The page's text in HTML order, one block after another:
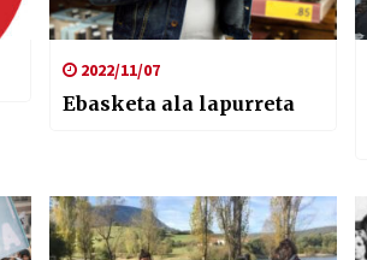
2022/11/07
Ebasketa ala lapurreta